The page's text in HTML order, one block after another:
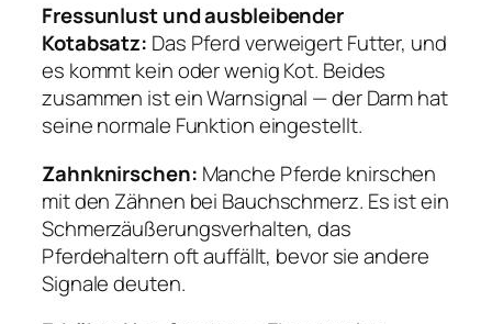
Fressunlust und ausbleibender
Kotabsatz: Das Pferd verweigert Futter, und
es kommt kein oder wenig Kot. Beides
zusammen ist ein Warnsignal — der Darm hat
seine normale Funktion eingestellt.
Zahnknirschen: Manche Pferde knirschen
mit den Zähnen bei Bauchschmerz. Es ist ein
Schmerzäußerungsverhalten, das
Pferdehaltern oft auffällt, bevor sie andere
Signale deuten.